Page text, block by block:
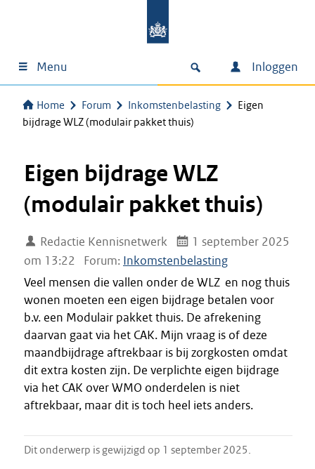
Menu Inloggen
Home Forum Inkomstenbelasting
Eigen
bijdrage WLZ (modulair pakket thuis)
Eigen bijdrage WLZ
(modulair pakket thuis)
Redactie Kennisnetwerk
1 september 2025
om 13:22
Forum: Inkomstenbelasting
Veel mensen die vallen onder de WLZ en nog thuis
wonen moeten een eigen bijdrage betalen voor
b.v. een Modulair pakket thuis. De afrekening
daarvan gaat via het CAK. Mijn vraag is of deze
maandbijdrage aftrekbaar is bij zorgkosten omdat
dit extra kosten zijn. De verplichte eigen bijdrage
via het CAK over WMO onderdelen is niet
aftrekbaar, maar dit is toch heel iets anders.
Dit onderwerp is gewijzigd op 1 september 2025.